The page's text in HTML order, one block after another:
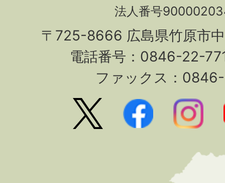
法人番号
〒725-8666 広島県竹原市
電話番号：0846-22-
ファックス：